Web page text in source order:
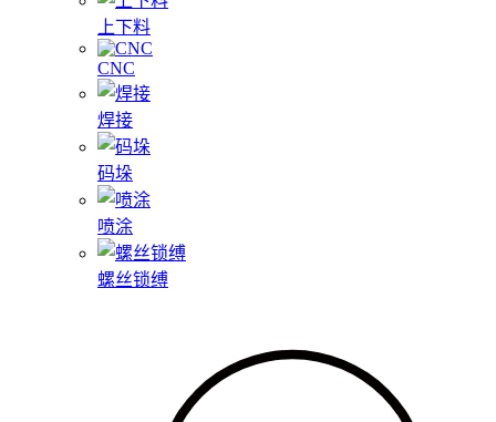
上下料
CNC
焊接
码垛
喷涂
螺丝锁缚